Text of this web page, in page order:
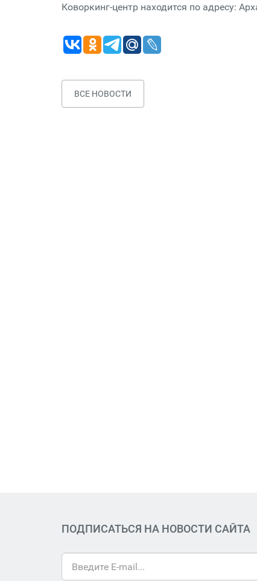
Коворкинг-центр находится по адресу:
ВСЕ НОВОСТИ
ПОДПИСАТЬСЯ НА НОВОСТИ САЙТА